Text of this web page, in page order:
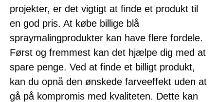
projekter, er det vigtigt at finde et produkt til
en god pris. At købe billige blå
spraymalingprodukter kan have flere fordele.
Først og fremmest kan det hjælpe dig med at
spare penge. Ved at finde et billigt produkt,
kan du opnå den ønskede farveeffekt uden at
gå på kompromis med kvaliteten. Dette kan